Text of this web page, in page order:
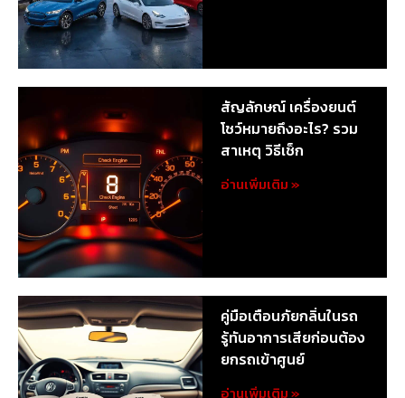
สัญลักษณ์ เครื่องยนต์
โชว์หมายถึงอะไร? รวม
สาเหตุ วิธีเช็ก
อ่านเพิ่มเติม »
คู่มือเตือนภัยกลิ่นในรถ
รู้ทันอาการเสียก่อนต้อง
ยกรถเข้าศูนย์
อ่านเพิ่มเติม »